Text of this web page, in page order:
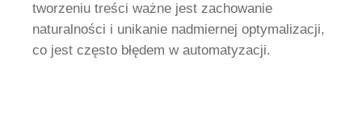
tworzeniu treści ważne jest zachowanie
naturalności i unikanie nadmiernej optymalizacji,
co jest często błędem w automatyzacji.